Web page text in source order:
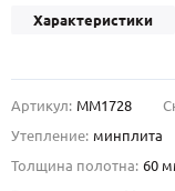
ДОСТАВКА
О НАС
Характеристики
Артикул: ММ1728
Утепление: минплита
Толщина полотна: 60